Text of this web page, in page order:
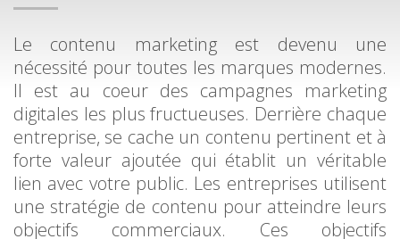
Le contenu marketing est devenu une
nécessité pour toutes les marques modernes.
Il est au coeur des campagnes marketing
digitales les plus fructueuses. Derrière chaque
entreprise, se cache un contenu pertinent et à
forte valeur ajoutée qui établit un véritable
lien avec votre public. Les entreprises utilisent
une stratégie de contenu pour atteindre leurs
objectifs commerciaux. Ces objectifs